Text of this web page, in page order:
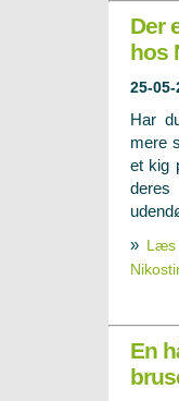
Der
hos
25-05-
Har
mere
et kig
» Læs
En